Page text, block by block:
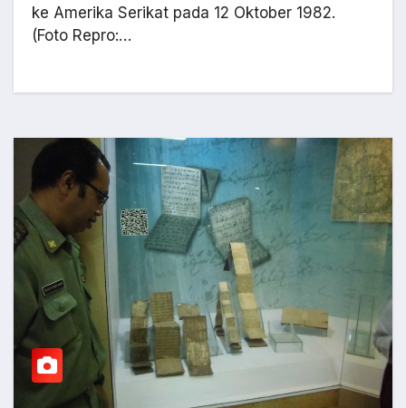
ke Amerika Serikat pada 12 Oktober 1982.
(Foto Repro:…